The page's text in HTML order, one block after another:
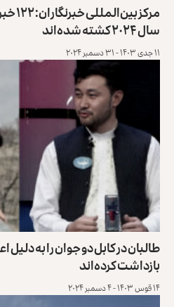
مرکز
سال ۲۰۲۴ کشته شده‌اند
۱۱ جدی ۱۴۰۳ - ۳۱ دسمبر ۲۰۲۴
طالبان در کابل دو جوان را به دلیل
بازداشت کرده‌اند
۱۴ قوس ۱۴۰۳ - ۴ دسمبر ۲۰۲۴